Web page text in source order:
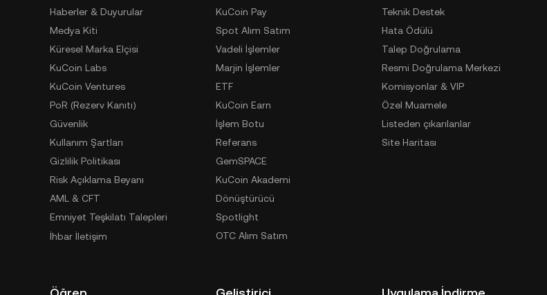
Haberler & Duyurular
Medya Kiti
Küresel Marka Elçisi
KuCoin Labs
KuCoin Ventures
PoR (Rezerv Kanıtı)
Güvenlik
Kullanım Şartları
Gizlilik Politikası
Risk Açıklama Beyanı
AML & CFT
Emniyet Teşkilatı Talepleri
İhbar İletişim
KuCoin Pay
Spot Alım Satım
Vadeli İşlemler
Marjin İşlemler
ETF
KuCoin Earn
İşlem Botu
Referans
GemSPACE
KuCoin Akademi
Dönüştürücü
Spotlight
OTC Alım Satım
Teknik Destek
Hata Ödülü
Talep Doğrulama
Resmi Doğrulama Merkezi
Komisyonlar & VIP
Özel Muamele
Listeden çıkarılanlar
Site Haritası